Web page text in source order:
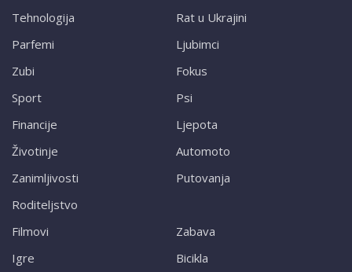
Tehnologija
Parfemi
Zubi
Sport
Financije
Životinje
Zanimljivosti
Roditeljstvo
Rat u Ukrajini
Ljubimci
Fokus
Psi
Ljepota
Automoto
Putovanja
Filmovi
Igre
Zabava
Bicikla